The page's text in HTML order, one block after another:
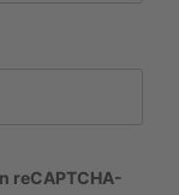
reCAPTCHA-